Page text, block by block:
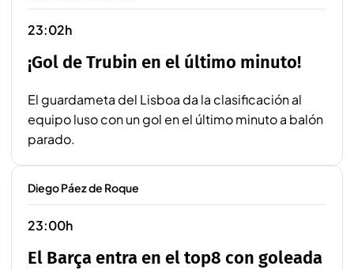
23:02h
¡Gol de Trubin en el último minuto!
El guardameta del Lisboa da la clasificación al
equipo luso con un gol en el último minuto a balón
parado.
Diego Páez de Roque
23:00h
El Barça entra en el top8 con goleada